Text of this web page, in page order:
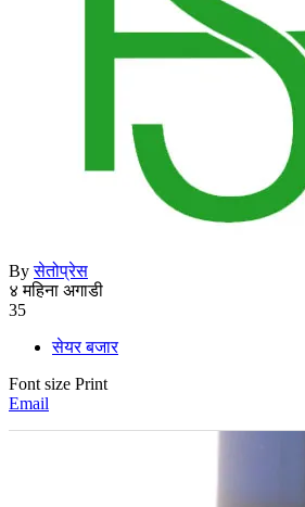
Byसेतोप्रेस
४ महिना अगाडी
35
सेयर बजार
Font size Print
Email